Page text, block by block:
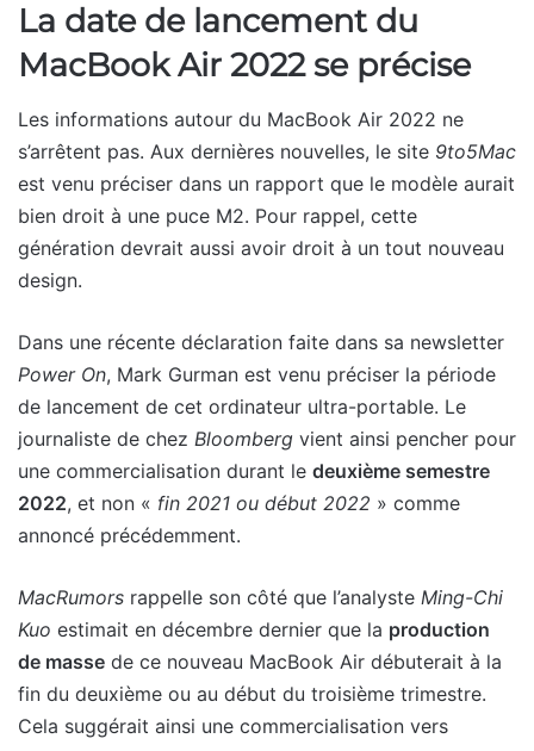
La date de lancement du
MacBook Air 2022 se précise
Les informations autour du MacBook Air 2022 ne
s’arrêtent pas. Aux dernières nouvelles, le site 9to5Mac
est venu préciser dans un rapport que le modèle aurait
bien droit à une puce M2. Pour rappel, cette
génération devrait aussi avoir droit à un tout nouveau
design.
Dans une récente déclaration faite dans sa newsletter
Power On, Mark Gurman est venu préciser la période
de lancement de cet ordinateur ultra-portable. Le
journaliste de chez Bloomberg vient ainsi pencher pour
une commercialisation durant le deuxième semestre
2022, et non « fin 2021 ou début 2022 » comme
annoncé précédemment.
MacRumors rappelle son côté que l’analyste Ming-Chi
Kuo estimait en décembre dernier que la production
de masse de ce nouveau MacBook Air débuterait à la
fin du deuxième ou au début du troisième trimestre.
Cela suggérait ainsi une commercialisation vers